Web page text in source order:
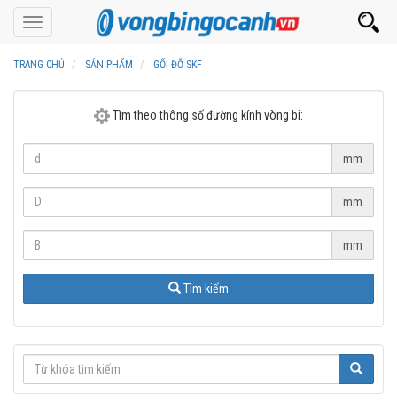
Toggle
navigation
TRANG CHỦ SẢN PHẨM GỐI ĐỠ SKF
Tìm theo thông số đường kính vòng bi:
mm
mm
mm
Tìm kiếm